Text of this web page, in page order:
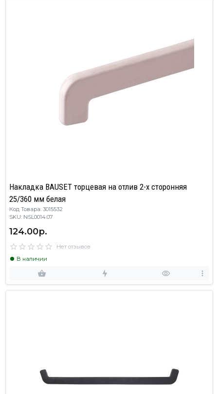
Накладка BAUSET торцевая на отлив 2-х сторонняя
25/360 мм белая
Код Товара: 3015532
SKU: NSL0014.07
124.00р.
Нет отзывов
В наличии